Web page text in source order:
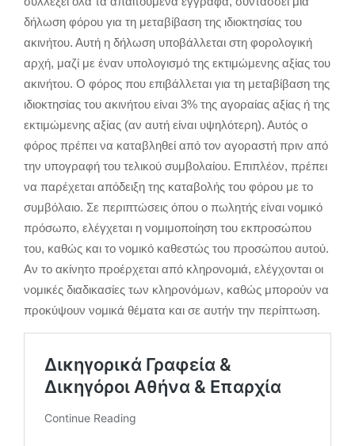
δήλωση φόρου για τη μεταβίβαση της ιδιοκτησίας του
ακινήτου. Αυτή η δήλωση υποβάλλεται στη φορολογική
αρχή, μαζί με έναν υπολογισμό της εκτιμώμενης αξίας του
ακινήτου. Ο φόρος που επιβάλλεται για τη μεταβίβαση της
ιδιοκτησίας του ακινήτου είναι 3% της αγοραίας αξίας ή της
εκτιμώμενης αξίας (αν αυτή είναι υψηλότερη). Αυτός ο
φόρος πρέπει να καταβληθεί από τον αγοραστή πριν από
την υπογραφή του τελικού συμβολαίου. Επιπλέον, πρέπει
να παρέχεται απόδειξη της καταβολής του φόρου με το
συμβόλαιο. Σε περιπτώσεις όπου ο πωλητής είναι νομικό
πρόσωπο, ελέγχεται η νομιμοποίηση του εκπροσώπου
του, καθώς και το νομικό καθεστώς του προσώπου αυτού.
Αν το ακίνητο προέρχεται από κληρονομιά, ελέγχονται οι
νομικές διαδικασίες των κληρονόμων, καθώς μπορούν να
προκύψουν νομικά θέματα και σε αυτήν την περίπτωση.